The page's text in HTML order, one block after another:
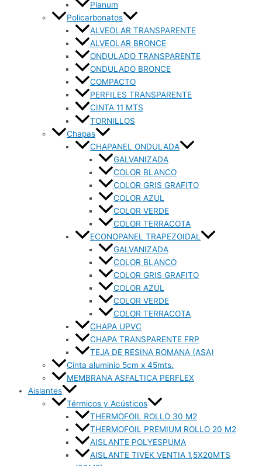
Planum
Policarbonatos
ALVEOLAR TRANSPARENTE
ALVEOLAR BRONCE
ONDULADO TRANSPARENTE
ONDULADO BRONCE
COMPACTO
PERFILES TRANSPARENTE
CINTA 11 MTS
TORNILLOS
Chapas
CHAPANEL ONDULADA
GALVANIZADA
COLOR BLANCO
COLOR GRIS GRAFITO
COLOR AZUL
COLOR VERDE
COLOR TERRACOTA
ECONOPANEL TRAPEZOIDAL
GALVANIZADA
COLOR BLANCO
COLOR GRIS GRAFITO
COLOR AZUL
COLOR VERDE
COLOR TERRACOTA
CHAPA UPVC
CHAPA TRANSPARENTE FRP
TEJA DE RESINA ROMANA (ASA)
Cinta aluminio 5cm x 45mts.
MEMBRANA ASFALTICA PERFLEX
Aislantes
Térmicos y Acústicos
THERMOFOIL ROLLO 30 M2
THERMOFOIL PREMIUM ROLLO 20 M2
AISLANTE POLYESPUMA
AISLANTE TIVEK VENTIA 1,5X20MTS